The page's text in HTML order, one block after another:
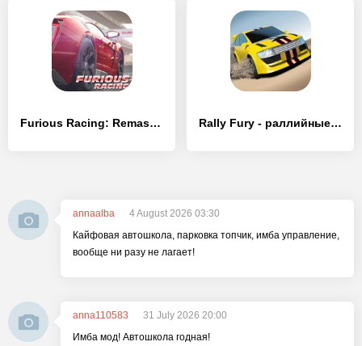
Furious Racing: Remastered Rally Fury - раллийные гонки
annaalba
4 August 2026 03:30
Кайфовая автошкола, парковка топчик, имба управление,
вообще ни разу не лагает!
anna110583
31 July 2026 20:00
Имба мод! Автошкола годная!